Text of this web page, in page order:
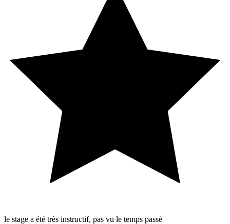
le stage a été très instructif, pas vu le temps passé